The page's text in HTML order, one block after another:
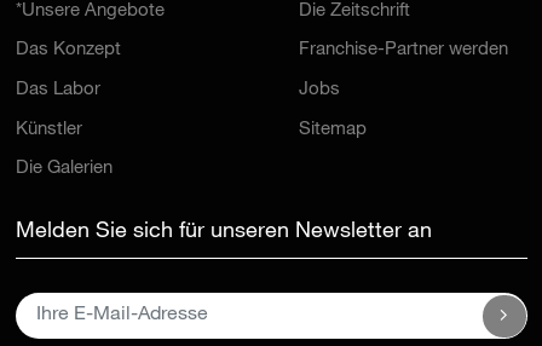
*Unsere Angebote
Das Konzept
Das Labor
Künstler
Die Galerien
Die Zeitschrift
Franchise-Partner werden
Jobs
Sitemap
Melden Sie sich für unseren Newsletter an